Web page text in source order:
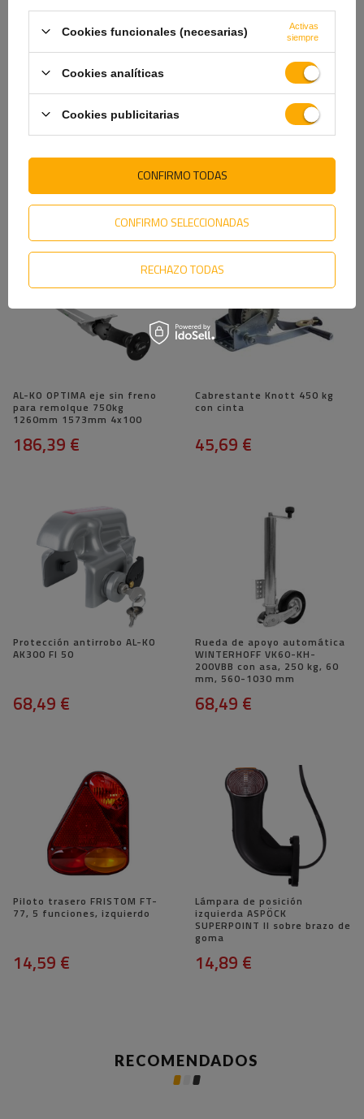
Conector Dromet para
abrazadera M8 (1")
1,49 €
Abrazadera redonda M12 con
tuercas y arandelas 115/175
3,89 €
AL-KO OPTIMA eje sin freno
para remolque 750kg
1260mm 1573mm 4x100
186,39 €
Cabrestante Knott 450 kg
con cinta
45,69 €
Protección antirrobo AL-KO
AK300 FI 50
68,49 €
Rueda de apoyo automática
WINTERHOFF VK60-KH-
200VBB con asa, 250 kg, 60
mm, 560-1030 mm
68,49 €
Piloto trasero FRISTOM FT-
77, 5 funciones, izquierdo
14,59 €
Lámpara de posición
izquierda ASPÖCK
SUPERPOINT II sobre brazo de
goma
14,89 €
RECOMENDADOS
Cookies funcionales (necesarias)
Activas
siempre
Cookies analíticas
Cookies publicitarias
CONFIRMO SELECCIONADAS
RECHAZO TODAS
CONFIRMO TODAS